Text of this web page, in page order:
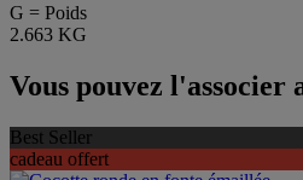
G = Poids
2.663 KG
Vous pouvez l'associer
Best Seller
cadeau offert